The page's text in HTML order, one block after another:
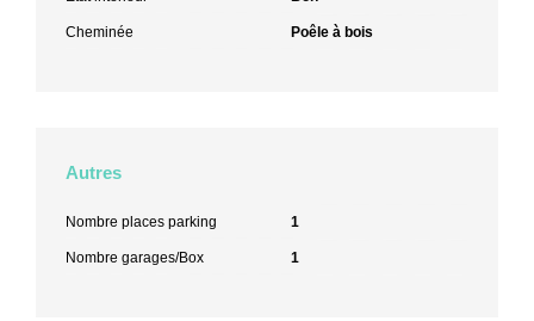
Cheminée Poêle à bois
Autres
Nombre places parking 1
Nombre garages/Box 1